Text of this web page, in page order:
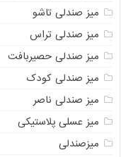
میز صندلی تاشو
میز صندلی تراس
میز صندلی حصیربافت
میز صندلی کودک
میز صندلی ناصر
میز عسلی پلاستیکی
میزصندلی